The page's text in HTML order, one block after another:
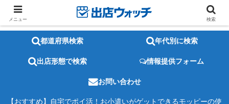
都道府県検索 年代別に検索
出店形態で検索 情報提供フォーム
お問い合わせ
【おすすめ】自宅でポイ活！お小遣いがゲットできるモッピーの使
メニュー 検索